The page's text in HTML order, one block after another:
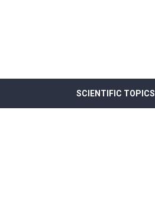
SCIENTIFIC TOPICS